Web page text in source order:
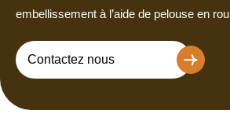
embellissement à l’aide de pelouse en
Contactez nous